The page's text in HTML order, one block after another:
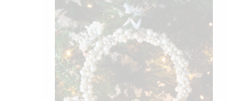
4,50 €. 8,95 €.
KATSO PIKANÄKYMÄ